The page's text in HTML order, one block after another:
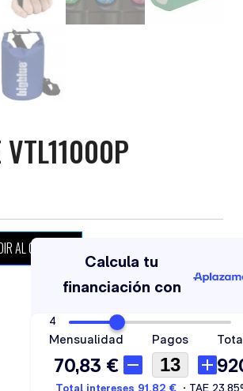
VTL11000P
cantidad
AL CARRITO